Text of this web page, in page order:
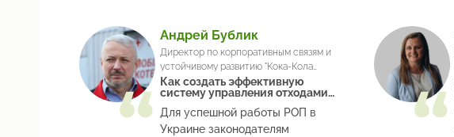
Андрей Бублик
Директор по корпоративным связям и
устойчивому развитию "Кока-Кола
Бевериджиз Украина"
Как создать эффективную
систему управления отходами
Для успешной работы РОП в
Украине законодателям